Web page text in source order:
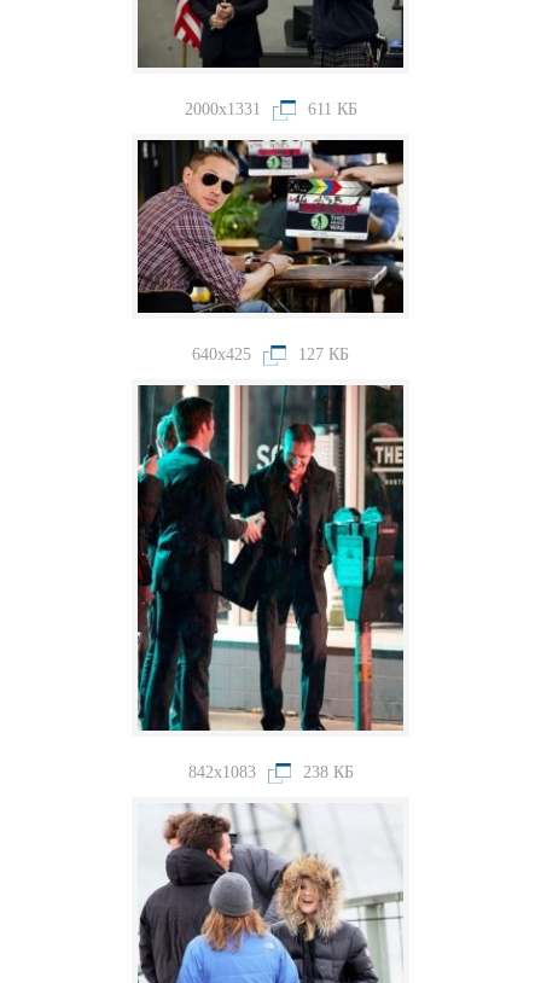
2000x1331 611 КБ
640x425 127 КБ
842x1083 238 КБ